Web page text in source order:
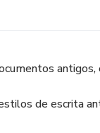
de escrita